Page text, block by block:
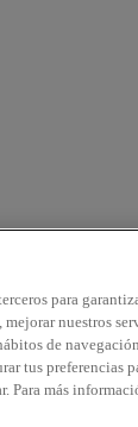
para
nuestros
de
tus preferencias
Para más